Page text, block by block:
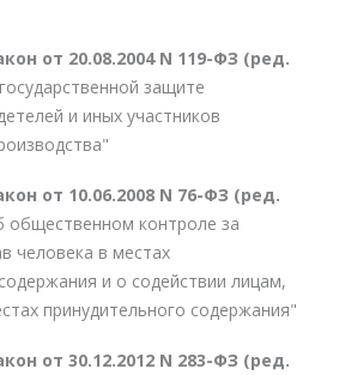
от 20.08.2004 N 119-ФЗ (ред.
защите
и иных участников
от 10.06.2008 N 76-ФЗ (ред.
общественном контроле за
человека в местах
и о содействии лицам,
принудительного содержания"
от 30.12.2012 N 283-ФЗ (ред.